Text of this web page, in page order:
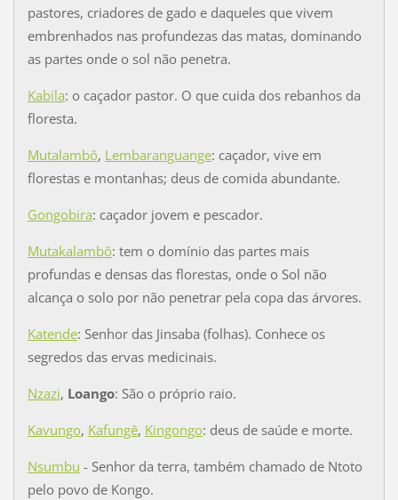
pastores, criadores de gado e daqueles que vivem
embrenhados nas profundezas das matas, dominando
as partes onde o sol não penetra.
Kabila: o caçador pastor. O que cuida dos rebanhos da
floresta.
Mutalambô, Lembaranguange: caçador, vive em
florestas e montanhas; deus de comida abundante.
Gongobira: caçador jovem e pescador.
Mutakalambô: tem o domínio das partes mais
profundas e densas das florestas, onde o Sol não
alcança o solo por não penetrar pela copa das árvores.
Katende: Senhor das Jinsaba (folhas). Conhece os
segredos das ervas medicinais.
Nzazi, Loango: São o próprio raio.
Kavungo, Kafungê, Kingongo: deus de saúde e morte.
Nsumbu - Senhor da terra, também chamado de Ntoto
pelo povo de Kongo.